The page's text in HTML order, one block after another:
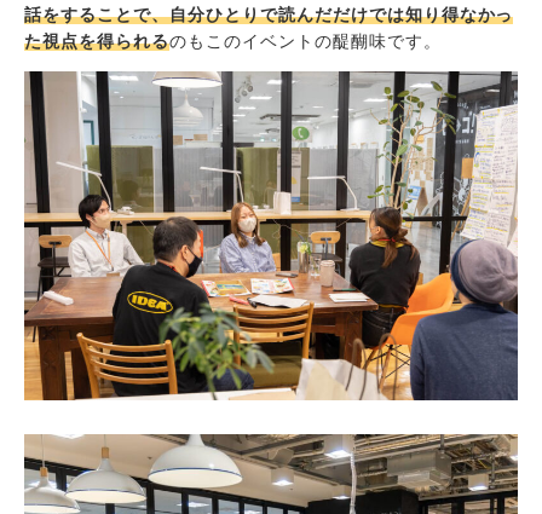
話をすることで、自分ひとりで読んだだけでは知り得なかっ
た視点を得られるのもこのイベントの醍醐味です。